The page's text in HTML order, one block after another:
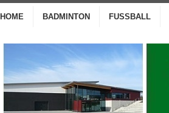
HOME BADMINTON FUSSBALL